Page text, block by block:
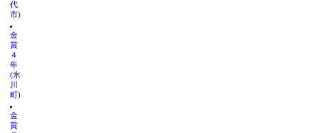
代
市)
金
賞
４
年
(氷
川
町)
金
賞